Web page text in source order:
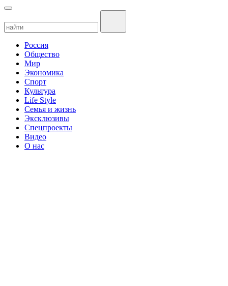
Россия
Общество
Мир
Экономика
Спорт
Культура
Life Style
Семья и жизнь
Эксклюзивы
Спецпроекты
Видео
О нас